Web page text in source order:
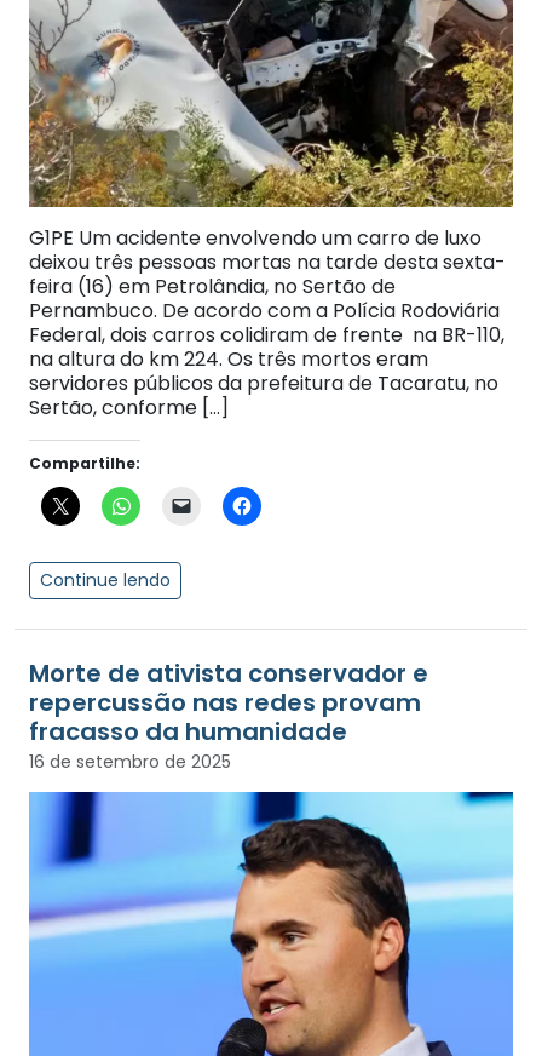
G1PE Um acidente envolvendo um carro de luxo
deixou três pessoas mortas na tarde desta sexta-
feira (16) em Petrolândia, no Sertão de
Pernambuco. De acordo com a Polícia Rodoviária
Federal, dois carros colidiram de frente na BR-110,
na altura do km 224. Os três mortos eram
servidores públicos da prefeitura de Tacaratu, no
Sertão, conforme […]
Compartilhe:
Continue lendo
Morte de ativista conservador e
repercussão nas redes provam
fracasso da humanidade
16 de setembro de 2025